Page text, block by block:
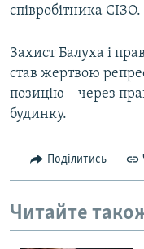
співробітника СІЗО.
Захист Балуха і
став жертвою
позицію – через
будинку.
Поділитись
Читайте